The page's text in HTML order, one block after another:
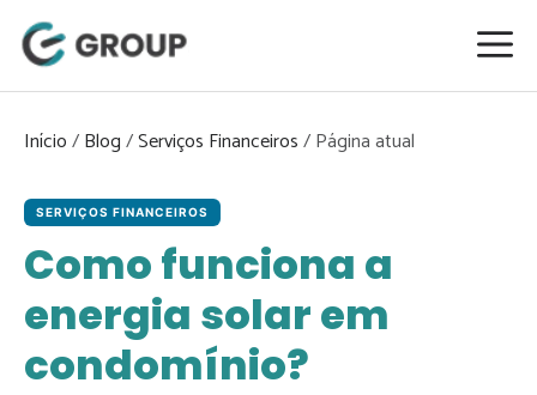
para
conteúdo
Início/Blog/Serviços Financeiros/
SERVIÇOS FINANCEIROS
Como funciona a
energia solar em
condomínio?